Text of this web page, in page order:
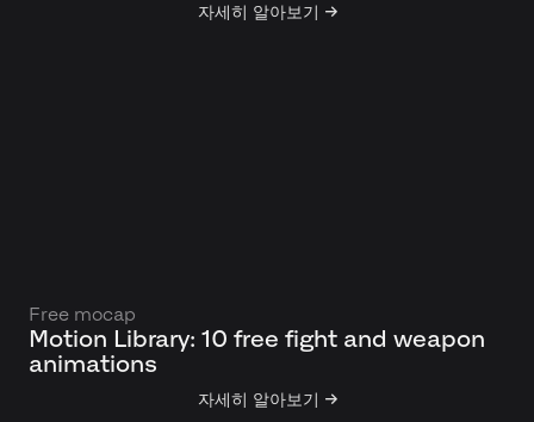
자세히 알아보기 →
Free mocap
Motion Library: 10 free fight and weapon
animations
자세히 알아보기 →